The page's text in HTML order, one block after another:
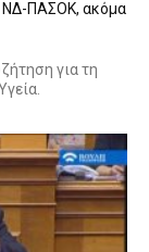
ΝΔ-ΠΑΣΟΚ, ακόμα
για τη